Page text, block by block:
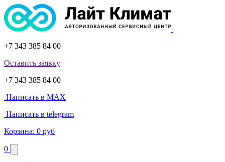
+7 343 385 84 00
Оставить заявку
+7 343 385 84 00
Написать в MAX
Написать в telegram
Корзина: 0 руб
0